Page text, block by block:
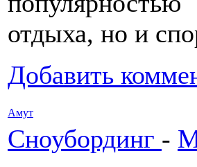
отдыха, но и
Добавить
Амут
Сноубординг -